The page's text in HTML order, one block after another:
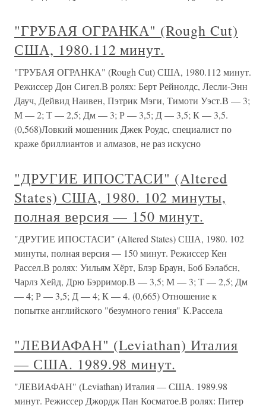
"ГРУБАЯ ОГРАНКА" (Rough Cut)
США, 1980.112 минут.
"ГРУБАЯ ОГРАНКА" (Rough Cut) США, 1980.112 минут.
Режиссер Дон Сигел.В ролях: Берт Рейнолдс, Лесли-Энн
Дауч, Дейвид Наивен, Пэтрик Мэги, Тимоти Уэст.В — 3;
М — 2; Т — 2,5; Дм — 3; Р — 3,5; Д — 3,5; К — 3,5.
(0,568)Ловкий мошенник Джек Роудс, специалист по
краже бриллиантов и алмазов, не раз искусно
"ДРУГИЕ ИПОСТАСИ" (Altered
States) США, 1980. 102 минуты,
полная версия — 150 минут.
"ДРУГИЕ ИПОСТАСИ" (Altered States) США, 1980. 102
минуты, полная версия — 150 минут. Режиссер Кен
Рассел.В ролях: Уильям Хёрт, Блэр Браун, Боб Бэлабсн,
Чарлз Хейд, Дрю Бэрримор.В — 3,5; М — 3; Т — 2,5; Дм
— 4; Р — 3,5; Д — 4; К — 4. (0,665) Отношение к
попытке английского "безумного гения" К.Рассела
"ЛЕВИАФАН" (Leviathan) Италия
— США. 1989.98 минут.
"ЛЕВИАФАН" (Leviathan) Италия — США. 1989.98
минут. Режиссер Джордж Пан Косматое.В ролях: Питер